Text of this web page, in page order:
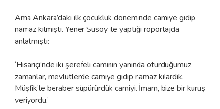
Ama Ankara’daki ilk çocukluk döneminde camiye gidip
namaz kılmıştı. Yener Süsoy ile yaptığı röportajda
anlatmıştı:
‘Hisariçi’nde iki şerefeli caminin yanında oturduğumuz
zamanlar, mevlütlerde camiye gidip namaz kılardık.
Müşfik’le beraber süpürürdük camiyi. İmam, bize bir kuruş
veriyordu.’